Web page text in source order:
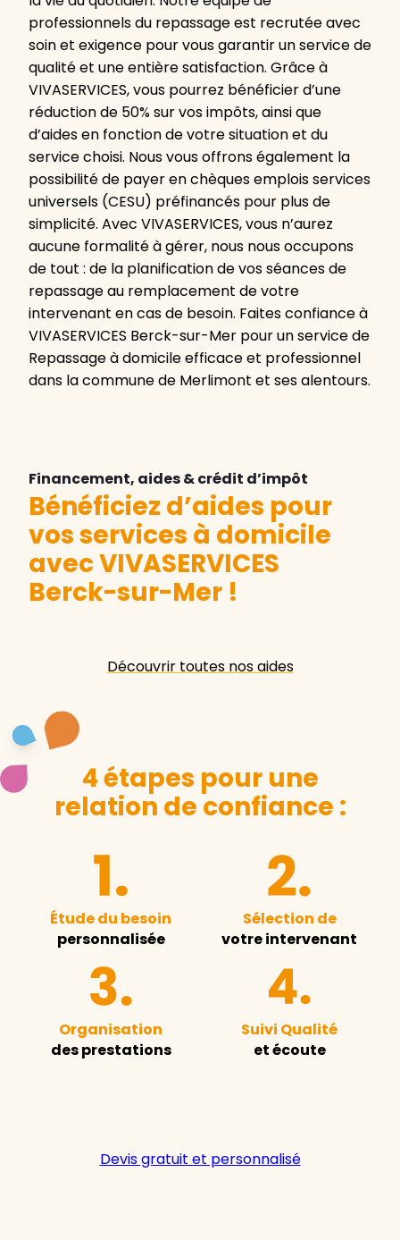
professionnels du repassage est recrutée avec
soin et exigence pour vous garantir un service de
qualité et une entière satisfaction. Grâce à
VIVASERVICES, vous pourrez bénéficier d’une
réduction de 50% sur vos impôts, ainsi que
d’aides en fonction de votre situation et du
service choisi. Nous vous offrons également la
possibilité de payer en chèques emplois services
universels (CESU) préfinancés pour plus de
simplicité. Avec VIVASERVICES, vous n’aurez
aucune formalité à gérer, nous nous occupons
de tout : de la planification de vos séances de
repassage au remplacement de votre
intervenant en cas de besoin. Faites confiance à
VIVASERVICES Berck-sur-Mer pour un service de
Repassage à domicile efficace et professionnel
dans la commune de Merlimont et ses alentours.
Financement, aides & crédit d’impôt
Bénéficiez d’aides pour
vos services à domicile
avec VIVASERVICES
Berck-sur-Mer !
Découvrir toutes nos aides
4 étapes pour une
relation de confiance :
Étude du besoin
personnalisée
Sélection de
votre intervenant
Organisation
des prestations
Suivi Qualité
et écoute
Devis gratuit et personnalisé